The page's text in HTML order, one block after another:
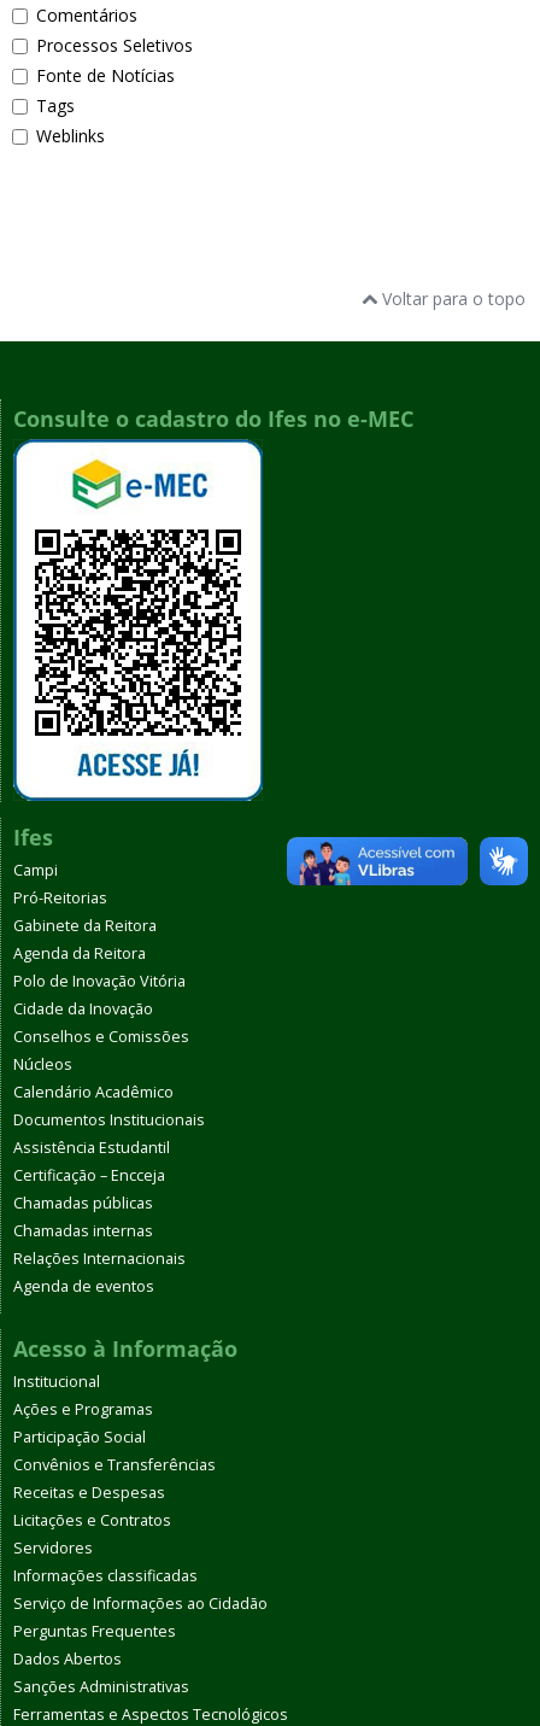
Comentários
Processos Seletivos
Fonte de Notícias
Tags
Weblinks
Voltar para o topo
Consulte o cadastro do Ifes no e-MEC
Ifes
Campi
Pró-Reitorias
Gabinete da Reitora
Agenda da Reitora
Polo de Inovação Vitória
Cidade da Inovação
Conselhos e Comissões
Núcleos
Calendário Acadêmico
Documentos Institucionais
Assistência Estudantil
Certificação – Encceja
Chamadas públicas
Chamadas internas
Relações Internacionais
Agenda de eventos
Acesso à Informação
Institucional
Ações e Programas
Participação Social
Convênios e Transferências
Receitas e Despesas
Licitações e Contratos
Servidores
Informações classificadas
Serviço de Informações ao Cidadão
Perguntas Frequentes
Dados Abertos
Sanções Administrativas
Ferramentas e Aspectos Tecnológicos